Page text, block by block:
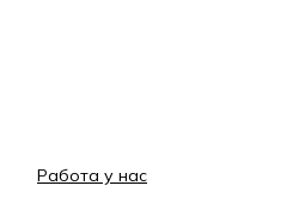
Работа у нас